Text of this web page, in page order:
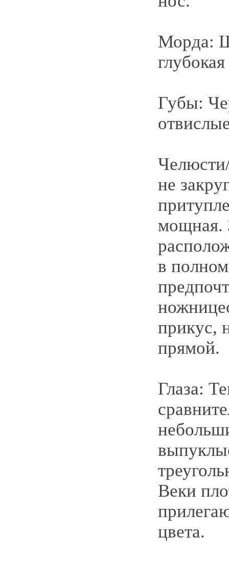
Морда:
Губы:
не
в
прикус,
прямой.
Глаза:
Веки
цвета.